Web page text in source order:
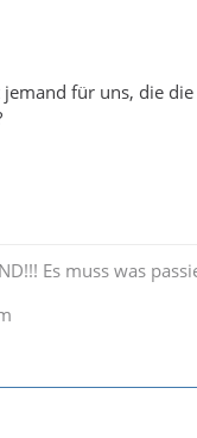
für uns, die
Es muss was